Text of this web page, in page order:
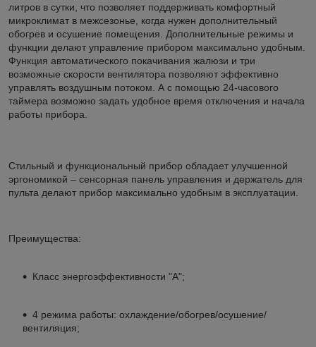
литров в сутки, что позволяет поддерживать комфортный
микроклимат в межсезонье, когда нужен дополнительный
обогрев и осушение помещения. Дополнительные режимы и
функции делают управление прибором максимально удобным.
Функция автоматического покачивания жалюзи и три
возможные скорости вентилятора позволяют эффективно
управлять воздушным потоком. А с помощью 24-часового
таймера возможно задать удобное время отключения и начала
работы прибора.
Стильный и функциональный прибор обладает улучшенной
эргономикой – сенсорная панель управления и держатель для
пульта делают прибор максимально удобным в эксплуатации.
Преимущества:
Класс энергоэффективности "А";
4 режима работы: охлаждение/обогрев/осушение/
вентиляция;